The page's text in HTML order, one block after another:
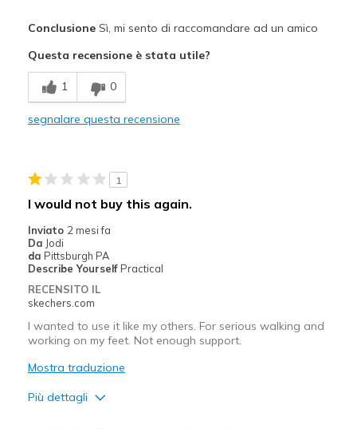
Breathe Well
Comfortable
Migliori Utilizzi:
Going Out
Travel
Width
Sizing
ConclusioneSì, mi sento di raccomandare ad un amico
Questa recensione è stata utile?
1 0
segnalare questa recensione
1
I would not buy this again.
Inviato 2 mesi fa
Da Jodi
da Pittsburgh PA
Describe Yourself Practical
RECENSITO IL
skechers.com
I wanted to use it like my others. For serious walking and
working on my feet. Not enough support.
Mostra traduzione
Più dettagli